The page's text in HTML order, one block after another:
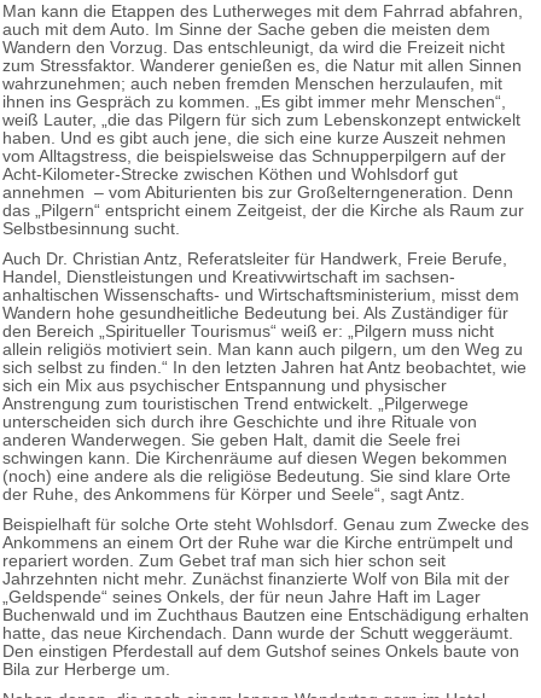
Man kann die Etappen des Lutherweges mit dem Fahrrad abfahren,
auch mit dem Auto. Im Sinne der Sache geben die meisten dem
Wandern den Vorzug. Das entschleunigt, da wird die Freizeit nicht
zum Stressfaktor. Wanderer genießen es, die Natur mit allen Sinnen
wahrzunehmen; auch neben fremden Menschen herzulaufen, mit
ihnen ins Gespräch zu kommen. „Es gibt immer mehr Menschen“,
weiß Lauter, „die das Pilgern für sich zum Lebenskonzept entwickelt
haben. Und es gibt auch jene, die sich eine kurze Auszeit nehmen
vom Alltagstress, die beispielsweise das Schnupperpilgern auf der
Acht-Kilometer-Strecke zwischen Köthen und Wohlsdorf gut
annehmen – vom Abiturienten bis zur Großelterngeneration. Denn
das „Pilgern“ entspricht einem Zeitgeist, der die Kirche als Raum zur
Selbstbesinnung sucht.
Auch Dr. Christian Antz, Referatsleiter für Handwerk, Freie Berufe,
Handel, Dienstleistungen und Kreativwirtschaft im sachsen-
anhaltischen Wissenschafts- und Wirtschaftsministerium, misst dem
Wandern hohe gesundheitliche Bedeutung bei. Als Zuständiger für
den Bereich „Spiritueller Tourismus“ weiß er: „Pilgern muss nicht
allein religiös motiviert sein. Man kann auch pilgern, um den Weg zu
sich selbst zu finden.“ In den letzten Jahren hat Antz beobachtet, wie
sich ein Mix aus psychischer Entspannung und physischer
Anstrengung zum touristischen Trend entwickelt. „Pilgerwege
unterscheiden sich durch ihre Geschichte und ihre Rituale von
anderen Wanderwegen. Sie geben Halt, damit die Seele frei
schwingen kann. Die Kirchenräume auf diesen Wegen bekommen
(noch) eine andere als die religiöse Bedeutung. Sie sind klare Orte
der Ruhe, des Ankommens für Körper und Seele“, sagt Antz.
Beispielhaft für solche Orte steht Wohlsdorf. Genau zum Zwecke des
Ankommens an einem Ort der Ruhe war die Kirche entrümpelt und
repariert worden. Zum Gebet traf man sich hier schon seit
Jahrzehnten nicht mehr. Zunächst finanzierte Wolf von Bila mit der
„Geldspende“ seines Onkels, der für neun Jahre Haft im Lager
Buchenwald und im Zuchthaus Bautzen eine Entschädigung erhalten
hatte, das neue Kirchendach. Dann wurde der Schutt weggeräumt.
Den einstigen Pferdestall auf dem Gutshof seines Onkels baute von
Bila zur Herberge um.